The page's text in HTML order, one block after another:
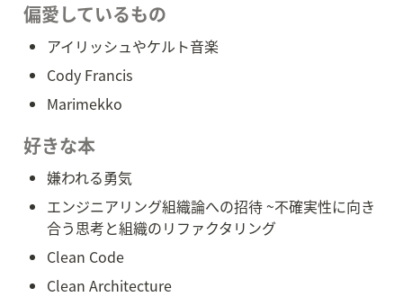
偏愛しているもの
アイリッシュやケルト音楽
Cody Francis
Marimekko
好きな本
嫌われる勇気
エンジニアリング組織論への招待 ~不確実性に向き
合う思考と組織のリファクタリング
Clean Code
Clean Architecture